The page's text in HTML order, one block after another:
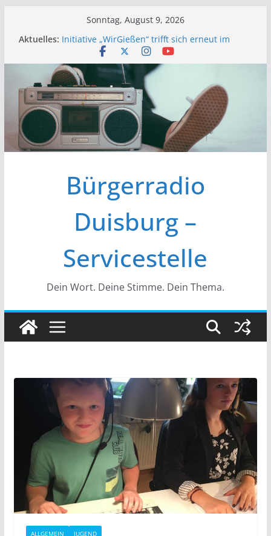
Sonntag, August 9, 2026
Aktuelles: Initiative „WirGießen“ trifft sich erneut im
Medienforum
Wir der Bürgerfunk – Anonyme Alkoholiker
Wir stellen vor – Bürgerfunkgruppen im
Medienforum Duisburg
Erfolgreiche Vorstands- und
Mitgliederversammlung am 19.03.
Initiative „Wir Gießen“ Trifft sich zur
Finalisierung der Webseite
Bürgerradio
Duisburg –
Servicestelle
Dein Wort. Deine Stimme. Dein Thema.
ALLGEMEIN JUGEND